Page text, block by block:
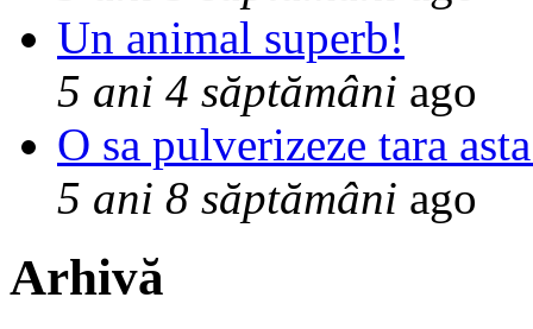
Un animal superb!
5 ani 4 săptămâni ago
O sa pulverizeze tara
5 ani 8 săptămâni ago
Arhivă